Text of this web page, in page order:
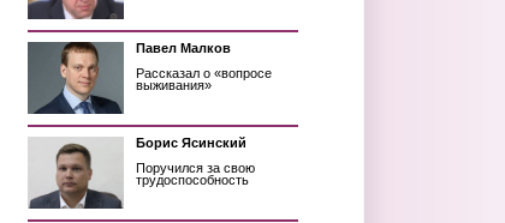
Павел Малков
Рассказал о «вопросе
выживания»
Борис Ясинский
Поручился за свою
трудоспособность